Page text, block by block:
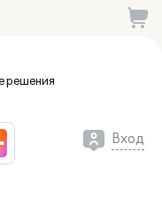
решения
Вход